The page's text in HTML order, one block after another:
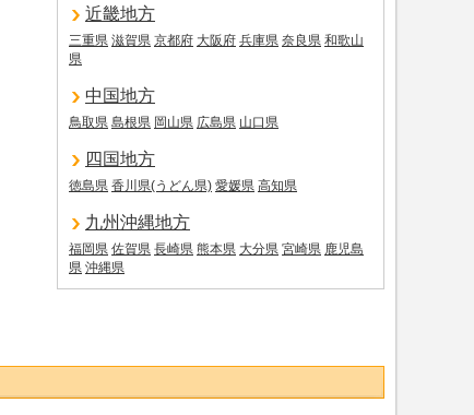
近畿地方
三重県 滋賀県 京都府 大阪府 兵庫県 奈良県 和歌山
県
中国地方
鳥取県 島根県 岡山県 広島県 山口県
四国地方
徳島県 香川県(うどん県) 愛媛県 高知県
九州沖縄地方
福岡県 佐賀県 長崎県 熊本県 大分県 宮崎県 鹿児島
県 沖縄県